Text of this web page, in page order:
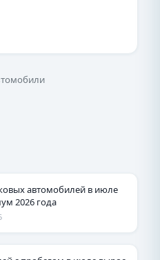
автомобилей в июле
2026 года